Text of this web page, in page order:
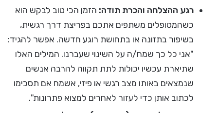
רגע ההצלחה והכרת תודה: הזמן הכי טוב לבקש הוא
כשהמטופלים משתפים אתכם בפריצת דרך רגשית,
בשיפור בתזונה או בתחושת רוגע חדשה. אפשר להגיד:
"אני כל כך שמח/ה על השינוי שעברנו. המילים האלו
שתיארת עכשיו יכולות לתת תקווה להרבה אנשים
שנמצאים באותו מצב רגשי או פיזי, אשמח אם תסכימו
לכתוב אותן כדי לעזור לאחרים למצוא פתרונות".